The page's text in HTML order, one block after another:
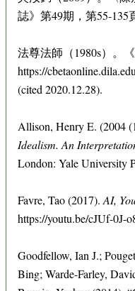
誌》第49期，第55-135
法尊法師（1980s）。
https://
(cited 2020.12.28).
Allison, Henry E. (2004
Idealism. An
London: Yale University
Favre, Tao (2017). AI,
https://youtu.be/cJUf-0J-
Goodfellow, Ian J.;
Bing; Warde-Farley,